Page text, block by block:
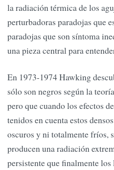
la radiación térmica de los
perturbadoras paradojas que
paradojas que son síntoma
una pieza central para
En 1973-1974 Hawking
sólo son negros según la
pero que cuando los efectos
tenidos en cuenta estos
oscuros y ni totalmente fríos,
producen una radiación
persistente que finalmente